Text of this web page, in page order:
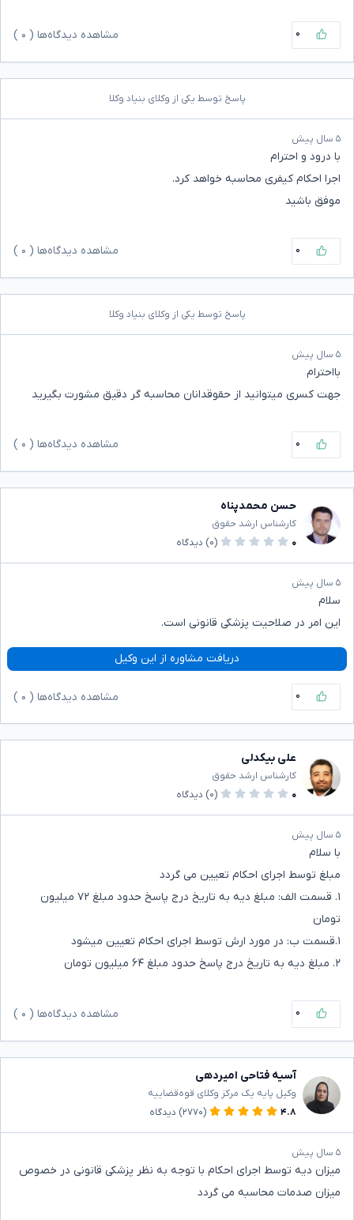
۰ مشاهده دیدگاه‌ها ( ۰
پاسخ توسط یکی از وکلای بنیاد وکلا
۵ سال پیش
با درود و احترام
اجرا احکام کیفری محاسبه خواهد کرد.
موفق باشید
۰ مشاهده دیدگاه‌ها ( ۰
پاسخ توسط یکی از وکلای بنیاد وکلا
۵ سال پیش
بااحترام
جهت کسری میتوانید از حقوقدانان محاسبه گر دقیق مشورت بگیرید
۰ مشاهده دیدگاه‌ها ( ۰
حسن محمدپناه
کارشناس ارشد حقوق
۰
(۰) دیدگاه
۵ سال پیش
سلام
این امر در صلاحیت پزشکی قانونی است.
دریافت مشاوره از این وکیل
۰ مشاهده دیدگاه‌ها ( ۰
علی بیکدلی
کارشناس ارشد حقوق
۰
(۰) دیدگاه
۵ سال پیش
با سلام
مبلغ توسط اجرای احکام تعیین می گردد
۱. قسمت الف: مبلغ دیه به تاریخ درج پاسخ حدود مبلغ ۷۲ میلیون
تومان
۱.قسمت ب: در مورد ارش توسط اجرای احکام تعیین میشود
۲. مبلغ دیه به تاریخ درج پاسخ حدود مبلغ ۶۴ میلیون تومان
۰ مشاهده دیدگاه‌ها ( ۰
آسیه فتاحی امیردهی
وکیل پایه یک مرکز وکلای قوه‌قضاییه
۴.۸
(۲۷۷۰) دیدگاه
۵ سال پیش
میزان دیه توسط اجرای احکام با توجه به نظر پزشکی قانونی در خصوص
میزان صدمات محاسبه می گردد